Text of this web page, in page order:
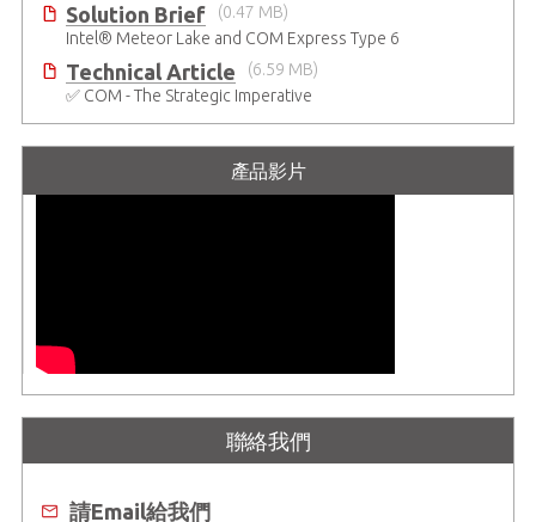
Solution Brief
(0.47 MB)
Intel® Meteor Lake and COM Express Type 6
Technical Article
(6.59 MB)
✅ COM - The Strategic Imperative
產品影片
聯絡我們
請Email給我們